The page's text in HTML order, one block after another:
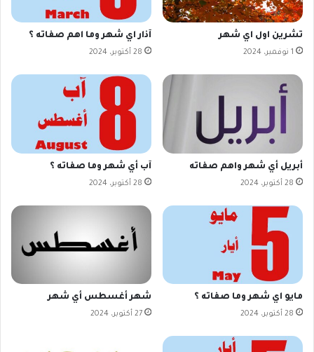
تشرين اول اي شهر
1 نوفمبر، 2024
آذار اي شهر وما اهم صفاته ؟
28 أكتوبر، 2024
أبريل أي شهر واهم صفاته
28 أكتوبر، 2024
آب أي شهر وما صفاته ؟
28 أكتوبر، 2024
مايو اي شهر وما صفاته ؟
28 أكتوبر، 2024
شهر أغسطس أي شهر
27 أكتوبر، 2024